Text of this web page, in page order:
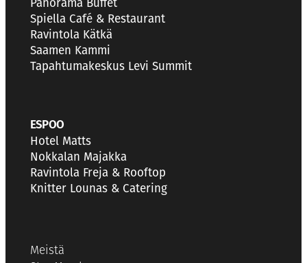
Panorama Buffet
Spiella Café & Restaurant
Ravintola Kätkä
Saamen Kammi
Tapahtumakeskus Levi Summit
ESPOO
Hotel Matts
Nokkalan Majakka
Ravintola Freja & Rooftop
Knitter Lounas & Catering
Meistä